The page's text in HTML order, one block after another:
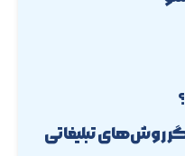
روش‌های تبلیغاتی